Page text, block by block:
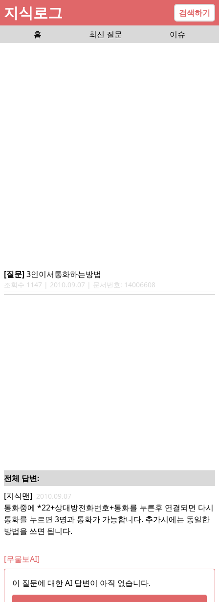
지식로그
검색하기
홈
최신 질문 이슈
[질문]3인이서통화하는방법
조회수 1147 | 2010.09.07 | 문서번호: 14006608
전체 답변:
[지식맨] 2010.09.07
통화중에 *22+상대방전화번호+통화를 누른후 연결되면 다시
통화를 누르면 3명과 통화가 가능합니다. 추가시에는 동일한
방법을 쓰면 됩니다.
[무물보AI]
이 질문에 대한 AI 답변이 아직 없습니다.